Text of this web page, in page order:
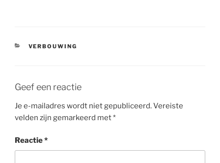
CATEGORIEËN
VERBOUWING
Geef een reactie
Je e-mailadres wordt niet gepubliceerd.Vereiste
velden zijn gemarkeerd met*
Reactie*